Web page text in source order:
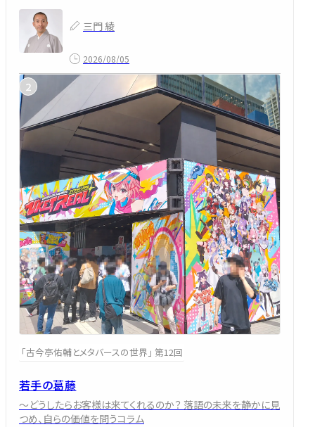
三門 綾
2026/08/05
「古今亭佑輔とメタバースの世界」 第12回
若手の葛藤
～どうしたらお客様は来てくれるのか？ 落語の未来を静かに見
つめ、自らの価値を問うコラム